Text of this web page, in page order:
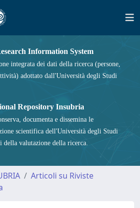
Information System
integrata dei dati della ricerca (persone,
adottato dall'Università degli Studi
Repository Insubria
documenta e dissemina le
scientifica dell'Università degli Studi
della valutazione della ricerca.
Articoli su Riviste